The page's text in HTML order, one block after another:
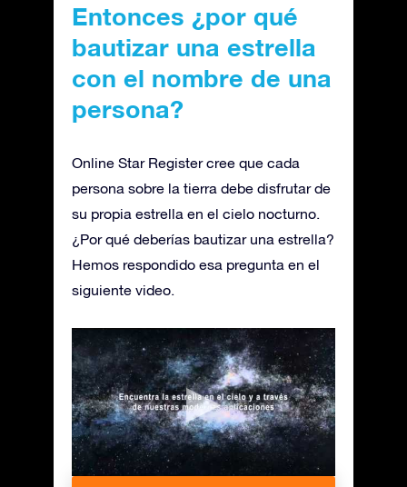
Entonces ¿por qué
bautizar una estrella
con el nombre de una
persona?
Online Star Register cree que cada
persona sobre la tierra debe disfrutar de
su propia estrella en el cielo nocturno.
¿Por qué deberías bautizar una estrella?
Hemos respondido esa pregunta en el
siguiente video.